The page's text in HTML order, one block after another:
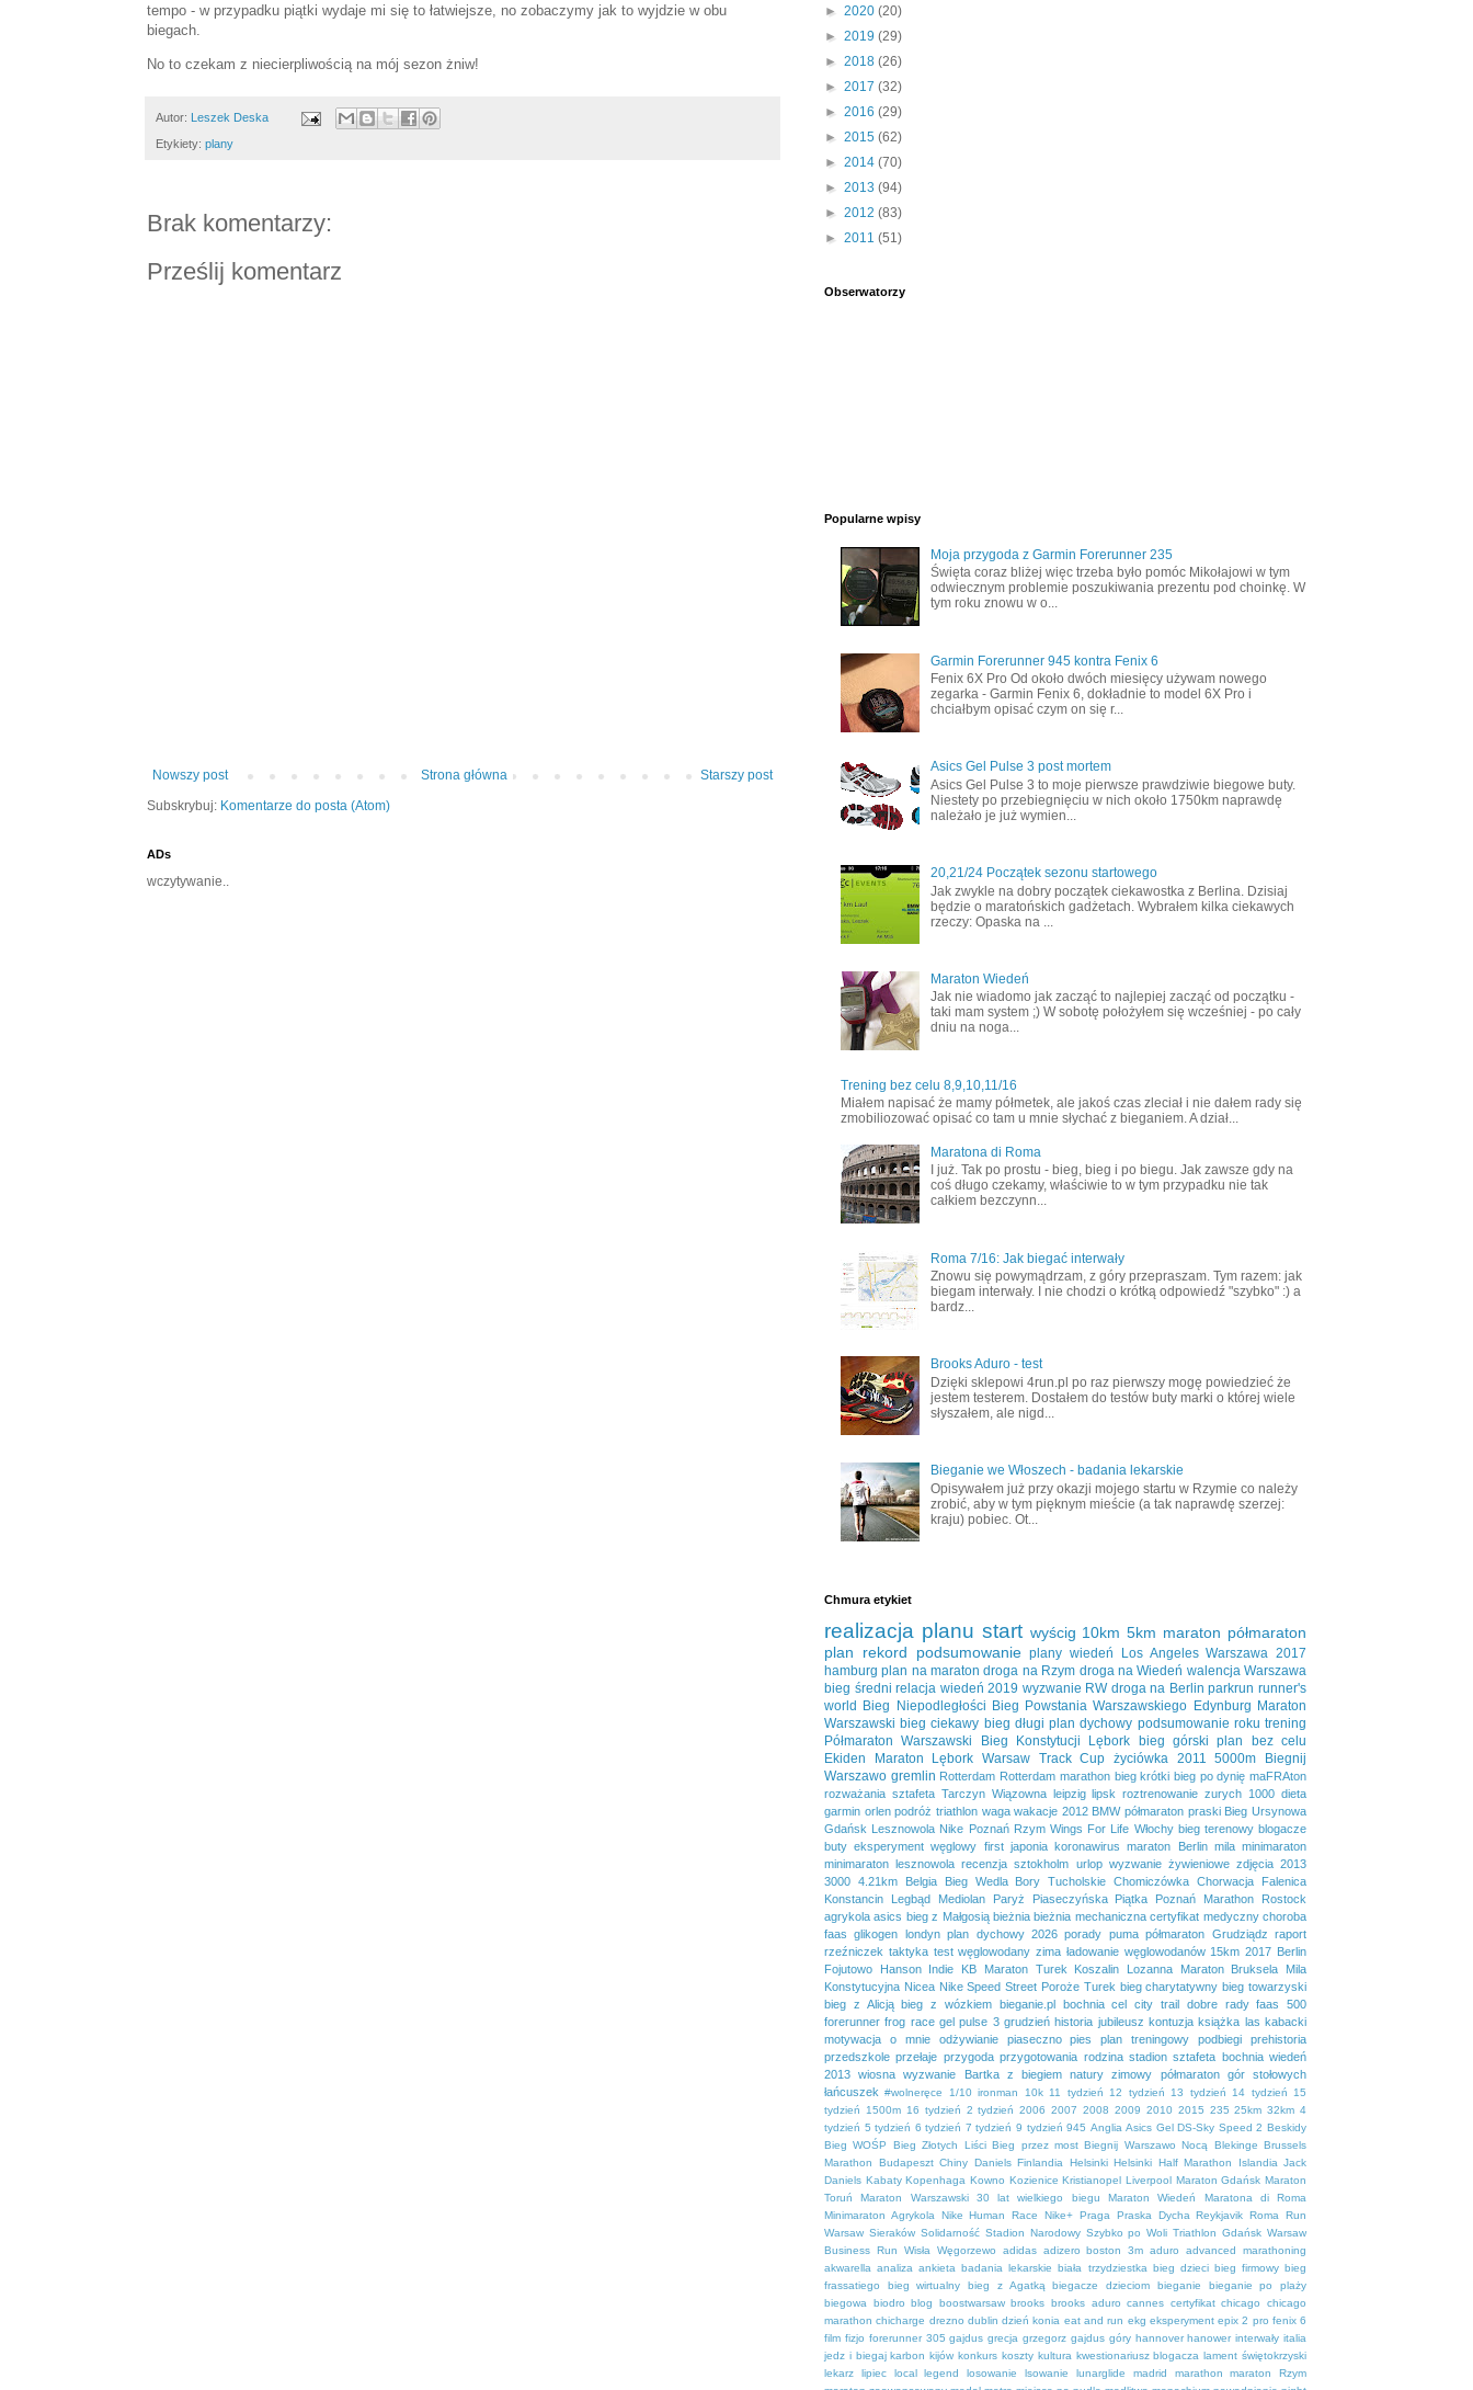
tempo - w przypadku piątki wydaje mi się to łatwiejsze, no zobaczymy jak to wyjdzie w obu
biegach.
No to czekam z niecierpliwością na mój sezon żniw!
Autor: Leszek Deska
Etykiety: plany
Brak komentarzy:
Prześlij komentarz
Nowszy post Starszy post
Strona główna
Subskrybuj: Komentarze do posta (Atom)
ADs
wczytywanie..
► 2020 (20)
► 2019 (29)
► 2018 (26)
► 2017 (32)
► 2016 (29)
► 2015 (62)
► 2014 (70)
► 2013 (94)
► 2012 (83)
► 2011 (51)
Obserwatorzy
Popularne wpisy
Moja przygoda z Garmin Forerunner 235
Święta coraz bliżej więc trzeba było pomóc Mikołajowi w tym
odwiecznym problemie poszukiwania prezentu pod choinkę. W
tym roku znowu w o...
Garmin Forerunner 945 kontra Fenix 6
Fenix 6X Pro Od około dwóch miesięcy używam nowego
zegarka - Garmin Fenix 6, dokładnie to model 6X Pro i
chciałbym opisać czym on się r...
Asics Gel Pulse 3 post mortem
Asics Gel Pulse 3 to moje pierwsze prawdziwie biegowe buty.
Niestety po przebiegnięciu w nich około 1750km naprawdę
należało je już wymien...
20,21/24 Początek sezonu startowego
Jak zwykle na dobry początek ciekawostka z Berlina. Dzisiaj
będzie o maratońskich gadżetach. Wybrałem kilka ciekawych
rzeczy: Opaska na ...
Maraton Wiedeń
Jak nie wiadomo jak zacząć to najlepiej zacząć od początku -
taki mam system ;) W sobotę położyłem się wcześniej - po cały
dniu na noga...
Trening bez celu 8,9,10,11/16
Miałem napisać że mamy półmetek, ale jakoś czas zleciał i nie dałem rady się
zmobiliozować opisać co tam u mnie słychać z bieganiem. A dział...
Maratona di Roma
I już. Tak po prostu - bieg, bieg i po biegu. Jak zawsze gdy na
coś długo czekamy, właściwie to w tym przypadku nie tak
całkiem bezczynn...
Roma 7/16: Jak biegać interwały
Znowu się powymądrzam, z góry przepraszam. Tym razem: jak
biegam interwały. I nie chodzi o krótką odpowiedź "szybko" :) a
bardz...
Brooks Aduro - test
Dzięki sklepowi 4run.pl po raz pierwszy mogę powiedzieć że
jestem testerem. Dostałem do testów buty marki o której wiele
słyszałem, ale nigd...
Bieganie we Włoszech - badania lekarskie
Opisywałem już przy okazji mojego startu w Rzymie co należy
zrobić, aby w tym pięknym mieście (a tak naprawdę szerzej:
kraju) pobiec. Ot...
Chmura etykiet
realizacja planu start wyścig 10km 5km maraton półmaraton
plan
rekord podsumowanie plany wiedeń Los Angeles Warszawa 2017
hamburg plan na maraton droga na Rzym droga na Wiedeń walencja Warszawa
bieg średni relacja wiedeń 2019 wyzwanie RW droga na Berlin parkrun runner's
world Bieg Niepodległości Bieg Powstania Warszawskiego Edynburg Maraton
Warszawski bieg ciekawy bieg długi plan dychowy podsumowanie roku trening
Półmaraton Warszawski
Bieg Konstytucji Lębork bieg górski
plan bez celu
Ekiden
Maraton Lębork Warsaw Track Cup życiówka 2011 5000m
Biegnij
Warszawo gremlin Rotterdam Rotterdam marathon bieg krótki bieg po dynię maFRAton
rozważania sztafeta Tarczyn Wiązowna leipzig lipsk roztrenowanie zurych 1000 dieta
garmin orlen podróż triathlon waga wakacje 2012 BMW półmaraton praski Bieg Ursynowa
Gdańsk Lesznowola Nike Poznań Rzym Wings For Life Włochy bieg terenowy blogacze
buty eksperyment węglowy first japonia koronawirus maraton Berlin mila minimaraton
minimaraton lesznowola recenzja sztokholm urlop wyzwanie żywieniowe zdjęcia 2013
3000 4.21km Belgia Bieg Wedla Bory Tucholskie Chomiczówka Chorwacja
Falenica
Konstancin
Legbąd Mediolan Paryż Piaseczyńska Piątka Poznań Marathon
Rostock
agrykola asics bieg z Małgosią bieżnia bieżnia mechaniczna certyfikat medyczny choroba
faas
glikogen londyn plan dychowy 2026 porady puma półmaraton Grudziądz raport
rzeźniczek taktyka test węglowodany zima ładowanie węglowodanów 15km 2017 Berlin
Fojutowo
Hanson Indie KB Maraton Turek Koszalin Lozanna Maraton Bruksela
Mila
Konstytucyjna Nicea Nike Speed Street Poroże Turek bieg charytatywny bieg towarzyski
bieg z Alicją bieg z wózkiem bieganie.pl bochnia cel city trail dobre rady faas 500
forerunner frog race gel pulse 3 grudzień historia jubileusz kontuzja książka las kabacki
motywacja
o mnie odżywianie piaseczno pies plan treningowy podbiegi
prehistoria
przedszkole przełaje przygoda przygotowania rodzina stadion sztafeta bochnia wiedeń
2013
wiosna wyzwanie Bartka z biegiem natury
zimowy półmaraton gór stołowych
łańcuszek #wolneręce 1/10 ironman 10k 11 tydzień 12 tydzień 13 tydzień 14 tydzień
15
tydzień
1500m 16 tydzień 2 tydzień 2006 2007 2008 2009 2010 2015 235 25km 32km 4
tydzień 5 tydzień 6 tydzień 7 tydzień 9 tydzień 945 Anglia Asics Gel DS-Sky Speed 2 Beskidy
Bieg WOŚP
Bieg Złotych Liści Bieg przez most Biegnij Warszawo Nocą Blekinge Brussels
Marathon
Budapeszt Chiny Daniels Finlandia Helsinki Helsinki Half Marathon Islandia Jack
Daniels Kabaty Kopenhaga Kowno Kozienice Kristianopel Liverpool Maraton Gdańsk Maraton
Toruń
Maraton Warszawski 30 lat wielkiego biegu Maraton Wiedeń
Maratona di Roma
Minimaraton Agrykola
Nike Human Race Nike+ Praga Praska Dycha Reykjavik Roma
Run
Warsaw Sieraków Solidarność Stadion Narodowy Szybko po Woli Triathlon Gdańsk Warsaw
Business Run
Wisła Węgorzewo adidas adizero boston 3m aduro
advanced marathoning
akwarella analiza ankieta badania lekarskie biała trzydziestka bieg dzieci bieg firmowy bieg
frassatiego
bieg wirtualny bieg z Agatką biegacze dzieciom bieganie
bieganie po plaży
biegowa
biodro blog boostwarsaw brooks brooks aduro cannes certyfikat chicago
chicago
marathon chicharge drezno dublin dzień konia eat and run ekg eksperyment epix 2 pro fenix 6
film fizjo forerunner 305 gajdus grecja grzegorz gajdus góry hannover hanower interwały italia
jedz i biegaj karbon kijów konkurs koszty kultura kwestionariusz blogacza lament świętokrzyski
lekarz
lipiec local legend losowanie lsowanie lunarglide madrid marathon
maraton Rzym